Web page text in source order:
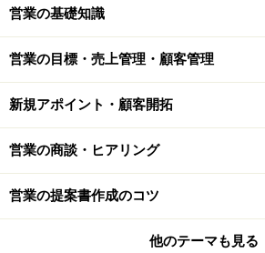
ルでお届けします。もちろん無
料です。ぜひご登録ください。
聞
→いますぐ登録
※記事内容は執筆時点のものです。最新の
い。
営業の基礎知識
営業の目標・売上管理・顧客管理
新規アポイント・顧客開拓
営業の商談・ヒアリング
営業の提案書作成のコツ
他のテーマも見る